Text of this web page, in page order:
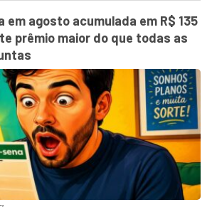
em agosto acumulada em R$ 135
prêmio maior do que todas as